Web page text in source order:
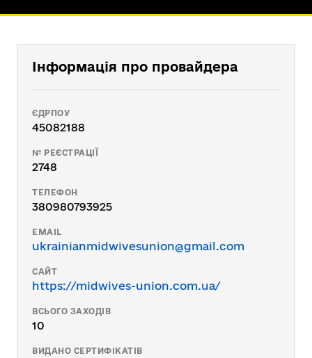
Інформація про провайдера
ЄДРПОУ
45082188
№ РЕЄСТРАЦІЇ
2748
ТЕЛЕФОН
380980793925
EMAIL
ukrainianmidwivesunion@gmail.com
САЙТ
https://midwives-union.com.ua/
ВСЬОГО ЗАХОДІВ
10
ВИДАНО СЕРТИФІКАТІВ